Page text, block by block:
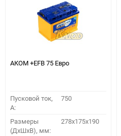
АКОМ +EFB 75 Евро
Пусковой ток,
A:
750
Размеры
(ДхШхВ), мм:
278x175x190